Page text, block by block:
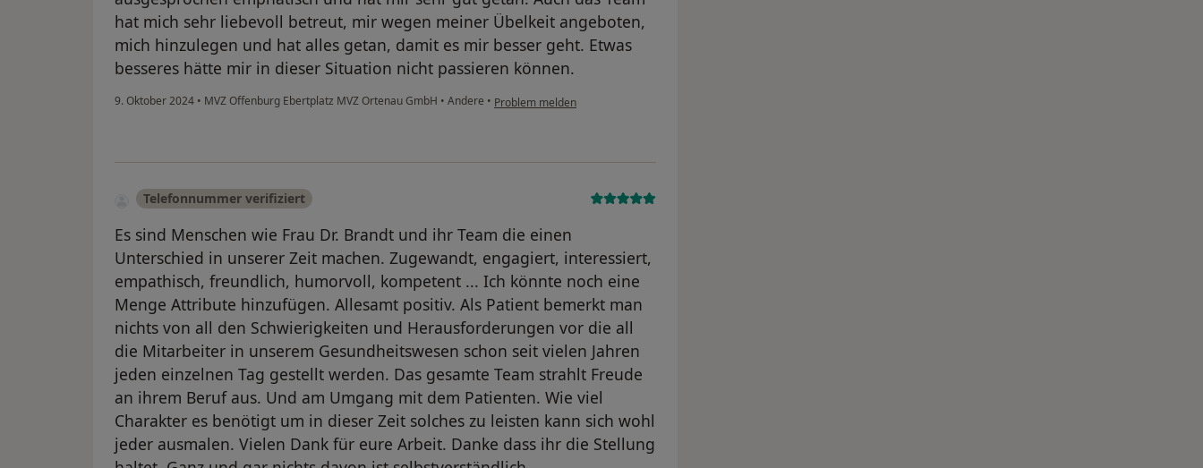
hat mich sehr liebevoll betreut, mir wegen meiner Übelkeit angeboten,
mich hinzulegen und hat alles getan, damit es mir besser geht. Etwas
besseres hätte mir in dieser Situation nicht passieren können.
9. Oktober 2024 • MVZ Offenburg Ebertplatz MVZ Ortenau GmbH • Andere • Problem melden
Telefonnummer verifiziert
Es sind Menschen wie Frau Dr. Brandt und ihr Team die einen
Unterschied in unserer Zeit machen. Zugewandt, engagiert, interessiert,
empathisch, freundlich, humorvoll, kompetent ... Ich könnte noch eine
Menge Attribute hinzufügen. Allesamt positiv. Als Patient bemerkt man
nichts von all den Schwierigkeiten und Herausforderungen vor die all
die Mitarbeiter in unserem Gesundheitswesen schon seit vielen Jahren
jeden einzelnen Tag gestellt werden. Das gesamte Team strahlt Freude
an ihrem Beruf aus. Und am Umgang mit dem Patienten. Wie viel
Charakter es benötigt um in dieser Zeit solches zu leisten kann sich wohl
jeder ausmalen. Vielen Dank für eure Arbeit. Danke dass ihr die Stellung